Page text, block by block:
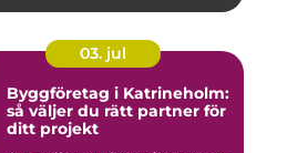
03. jul
Byggföretag i Katrineholm:
så väljer du rätt partner för
ditt projekt